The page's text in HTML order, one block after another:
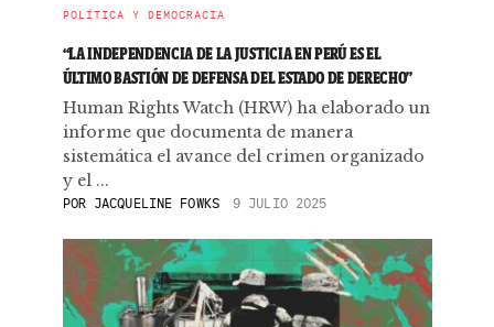
POLÍTICA Y DEMOCRACIA
“LA INDEPENDENCIA DE LA JUSTICIA EN PERÚ ES EL
ÚLTIMO BASTIÓN DE DEFENSA DEL ESTADO DE DERECHO”
Human Rights Watch (HRW) ha elaborado un
informe que documenta de manera
sistemática el avance del crimen organizado
y el ...
POR JACQUELINE FOWKS 9 JULIO 2025